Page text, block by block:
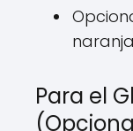
naranja
Para el